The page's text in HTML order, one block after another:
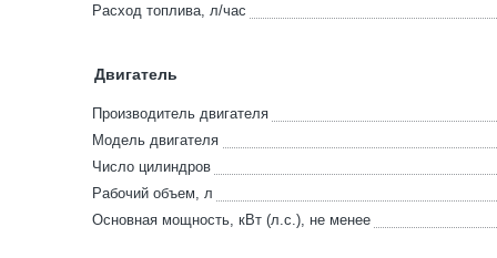
Расход топлива, л/час
Двигатель
Производитель двигателя
Модель двигателя
Число цилиндров
Рабочий объем, л
Основная мощность, кВт (л.с.), не менее